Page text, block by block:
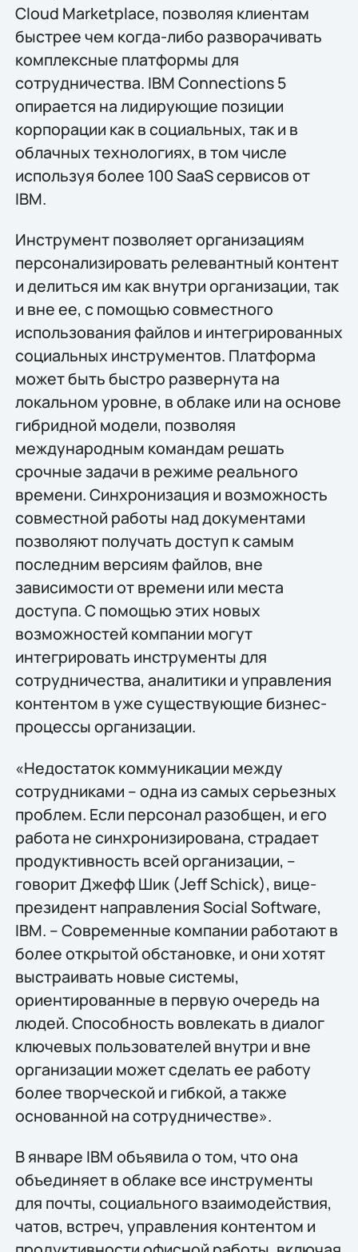
Cloud Marketplace, позволяя клиентам
быстрее чем когда-либо разворачивать
комплексные платформы для
сотрудничества. IBM Connections 5
опирается на лидирующие позиции
корпорации как в социальных, так и в
облачных технологиях, в том числе
используя более 100 SaaS сервисов от
IBM.
Инструмент позволяет организациям
персонализировать релевантный контент
и делиться им как внутри организации, так
и вне ее, с помощью совместного
использования файлов и интегрированных
социальных инструментов. Платформа
может быть быстро развернута на
локальном уровне, в облаке или на основе
гибридной модели, позволяя
международным командам решать
срочные задачи в режиме реального
времени. Синхронизация и возможность
совместной работы над документами
позволяют получать доступ к самым
последним версиям файлов, вне
зависимости от времени или места
доступа. С помощью этих новых
возможностей компании могут
интегрировать инструменты для
сотрудничества, аналитики и управления
контентом в уже существующие бизнес-
процессы организации.
«Недостаток коммуникации между
сотрудниками – одна из самых серьезных
проблем. Если персонал разобщен, и его
работа не синхронизирована, страдает
продуктивность всей организации, –
говорит Джефф Шик (Jeff Schick), вице-
президент направления Social Software,
IBM. – Современные компании работают в
более открытой обстановке, и они хотят
выстраивать новые системы,
ориентированные в первую очередь на
людей. Способность вовлекать в диалог
ключевых пользователей внутри и вне
организации может сделать ее работу
более творческой и гибкой, а также
основанной на сотрудничестве».
В январе IBM объявила о том, что она
объединяет в облаке все инструменты
для почты, социального взаимодействия,
чатов, встреч, управления контентом и